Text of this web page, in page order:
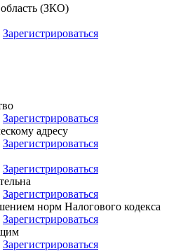
область (ЗКО)
Зарегистрироваться
Зарегистрироваться
адресу
Зарегистрироваться
Зарегистрироваться
Зарегистрироваться
норм Налогового кодекса
Зарегистрироваться
Зарегистрироваться